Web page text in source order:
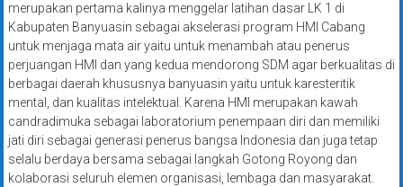
merupakan pertama kalinya menggelar latihan dasar LK 1 di
Kabupaten Banyuasin sebagai akselerasi program HMI Cabang
untuk menjaga mata air yaitu untuk menambah atau penerus
perjuangan HMI dan yang kedua mendorong SDM agar berkualitas di
berbagai daerah khususnya banyuasin yaitu untuk karesteritik
mental, dan kualitas intelektual. Karena HMI merupakan kawah
candradimuka sebagai laboratorium penempaan diri dan memiliki
jati diri sebagai generasi penerus bangsa Indonesia dan juga tetap
selalu berdaya bersama sebagai langkah Gotong Royong dan
kolaborasi seluruh elemen organisasi, lembaga dan masyarakat.